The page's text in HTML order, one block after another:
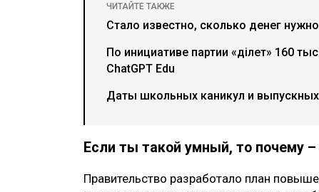
ЧИТАЙТЕ ТАКЖЕ
Стало известно, сколько денег
По инициативе партии «Әділет» 160
ChatGPT Edu
Даты школьных каникул и
Если ты такой умный, то почему
Правительство разработало план